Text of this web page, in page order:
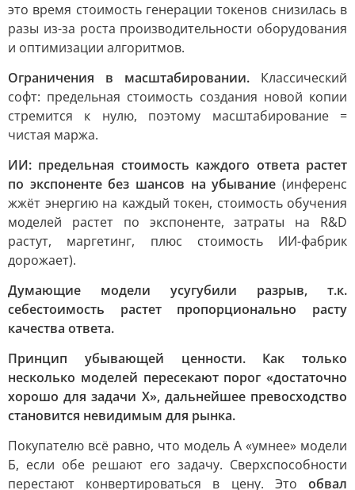
это время стоимость генерации токенов снизилась в
разы из-за роста производительности оборудования
и оптимизации алгоритмов.
Ограничения в масштабировании. Классический
софт: предельная стоимость создания новой копии
стремится к нулю, поэтому масштабирование =
чистая маржа.
ИИ: предельная стоимость каждого ответа растет
по экспоненте без шансов на убывание (инференс
жжёт энергию на каждый токен, стоимость обучения
моделей растет по экспоненте, затраты на R&D
растут, маргетинг, плюс стоимость ИИ-фабрик
дорожает).
Думающие модели усугубили разрыв, т.к.
себестоимость растет пропорционально расту
качества ответа.
Принцип убывающей ценности. Как только
несколько моделей пересекают порог «достаточно
хорошо для задачи X», дальнейшее превосходство
становится невидимым для рынка.
Покупателю всё равно, что модель А «умнее» модели
Б, если обе решают его задачу. Сверхспособности
перестают конвертироваться в цену. Это обвал